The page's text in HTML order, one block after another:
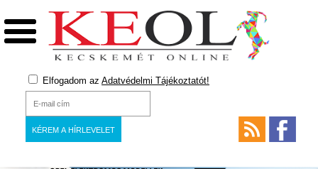
Elfogadom az Adatvédelmi Tájékoztatót!